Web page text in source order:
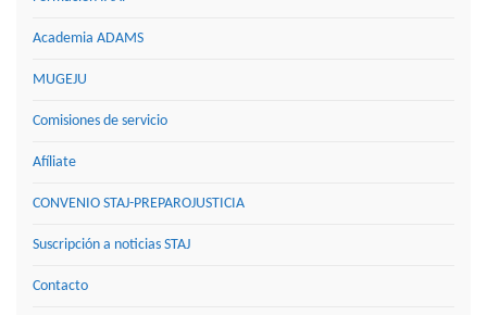
Academia ADAMS
MUGEJU
Comisiones de servicio
Afíliate
CONVENIO STAJ-PREPAROJUSTICIA
Suscripción a noticias STAJ
Contacto